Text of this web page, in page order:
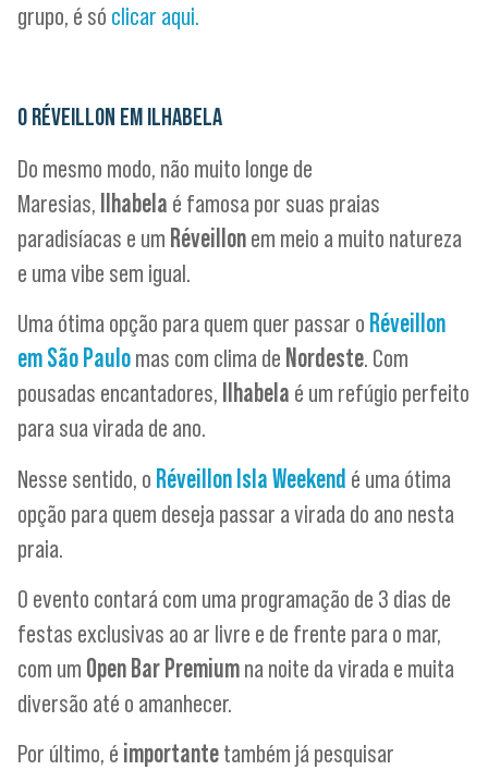
grupo, é só clicar aqui.
O RÉVEILLON EM ILHABELA
Do mesmo modo, não muito longe de
Maresias, Ilhabela é famosa por suas praias
paradisíacas e um Réveillonem meio a muito natureza
e uma vibe sem igual.
Uma ótima opção para quem quer passar o Réveillon
em São Paulomas com clima de Nordeste. Com
pousadas encantadores,
Ilhabela é um refúgio perfeito
para sua virada de ano.
Nesse sentido, o Réveillon Isla Weekend é uma ótima
opção para quem deseja passar a virada do ano nesta
praia.
O evento contará com uma programação de 3 dias de
festas exclusivas ao ar livre e de frente para o mar,
com um Open Bar Premiumna noite da virada e muita
diversão até o amanhecer.
Por último, é importantetambém já pesquisar